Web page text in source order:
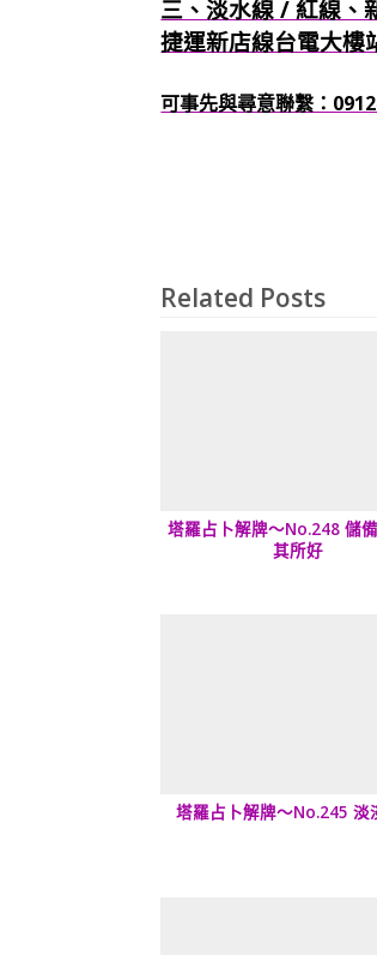
三、淡水線 / 紅線、
捷運新店線台電大樓
可事先與尋意聯繫：
Related Posts
塔羅占卜解牌～No.248 儲
其所好
塔羅占卜解牌～No.245 淡